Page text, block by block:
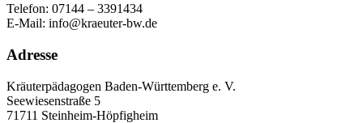
Telefon: 07144 – 3391434
E-Mail: info@kraeuter-bw.de
Adresse
Kräuterpädagogen Baden-Württemberg e. V.
Seewiesenstraße 5
71711 Steinheim-Höpfigheim